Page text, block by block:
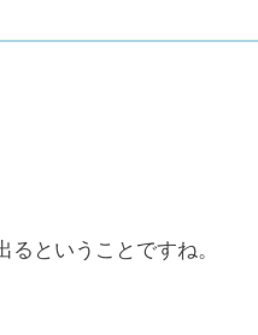
レバレ。リークしたら契約解
が続いています。
ません。
も懸念できるところで
ということですね。